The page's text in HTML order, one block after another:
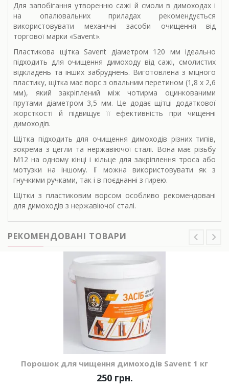
Для запобігання утворенню сажі й смоли в димоходах і
на опалювальних приладах рекомендується
використовувати механічні засоби очищення від
торгової марки «Savent».
Пластикова щітка Savent діаметром 120 мм ідеально
підходить для очищення димоходу від сажі, смолистих
відкладень та інших забруднень. Виготовлена з міцного
пластику, щітка має ворс з овальним перетином (1,8 х 2,6
мм), який закріплений між чотирма оцинкованими
прутами діаметром 3,5 мм. Це додає щітці додаткової
жорсткості й підвищує її ефективність при чищенні
димоходів.
Щітка підходить для очищення димоходів різних типів,
зокрема з цегли та нержавіючої сталі. Вона має різьбу
М12 на одному кінці і кільце для закріплення троса або
мотузки на іншому. Її можна використовувати як з
гнучкими ручками, так і в поєднанні з гирею.
Щітки з пластиковим ворсом особливо рекомендовані
для димоходів з нержавіючої сталі.
РЕКОМЕНДОВАНІ ТОВАРИ
Порошок для чищення димоходів Savent 1 кг
250 грн.